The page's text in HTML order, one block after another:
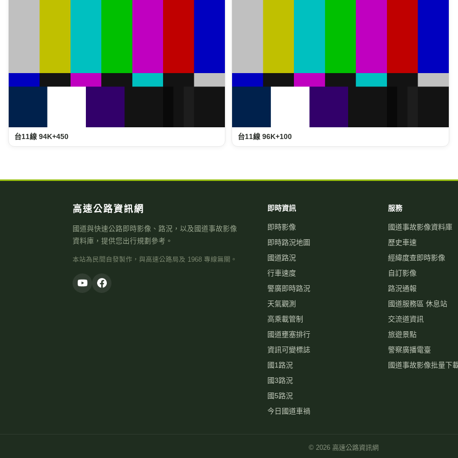
台11線 94K+450 台11線 96K+100
高速公路資訊網
國道與快速公路即時影像、路況，以及國道事故影像
資料庫，提供您出行規劃參考。
本站為民間自發製作，與高速公路局及 1968 專線無關。
即時資訊
即時影像
即時路況地圖
國道路況
行車速度
警廣即時路況
天氣觀測
高乘載管制
國道壅塞排行
資訊可變標誌
國1路況
國3路況
國5路況
今日國道車禍
服務
國道事故影像資料庫
歷史車速
經緯度查即時影像
自訂影像
路況通報
國道服務區 休息站
交流道資訊
旅遊景點
警察廣播電臺
國道事故影像批量下
© 2026高速公路資訊網